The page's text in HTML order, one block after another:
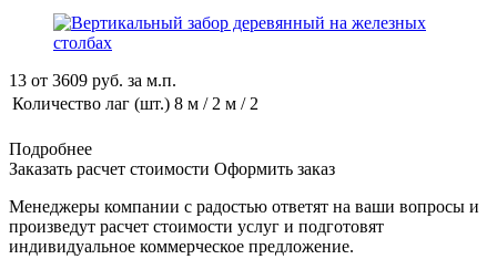
13 от 3609 руб. за м.п.
Количество лаг (шт.) 8 м / 2 м / 2
Подробнее
Заказать расчет стоимости Оформить заказ
Менеджеры компании с радостью ответят на ваши вопросы и
произведут расчет стоимости услуг и подготовят
индивидуальное коммерческое предложение.